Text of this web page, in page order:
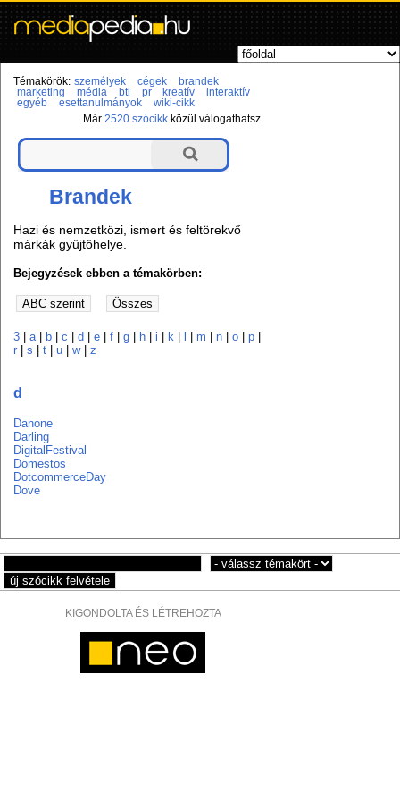
Témakörök: személyek cégek
brandek
marketing
média btl pr kreatív
interaktív
egyéb
esettanulmányok
wiki-cikk
Már2520 szócikk közül válogathatsz.
Brandek
Hazi és nemzetközi, ismert és feltörekvő
márkák gyűjtőhelye.
Bejegyzések ebben a témakörben:
3 |a| b |c |d |e |f |g h |i k |m |n |o |p
r |s |t |u |w|z
d
Danone
Darling
DigitalFestival
Domestos
DotcommerceDay
Dove
KIGONDOLTA ÉS LÉTREHOZTA